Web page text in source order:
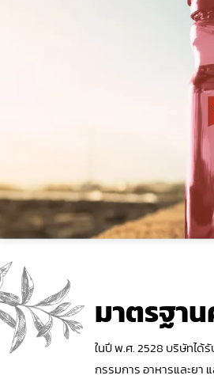
มาตรฐา
ในปี พ.ศ. 2528 บริษัทไ
กรรมการ อาหารและยา